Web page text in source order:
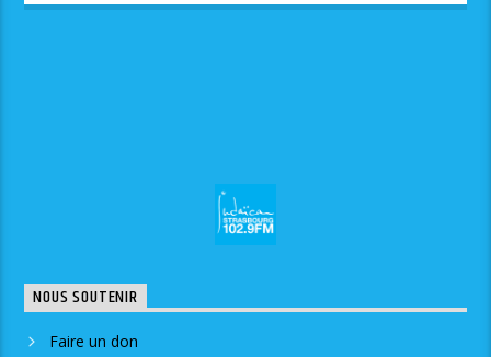
NOUS SOUTENIR
Faire un don